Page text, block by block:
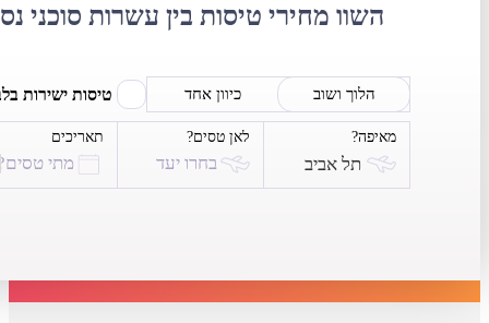
בחו"ל
השכרת
רכב
השוו מחירי טיסות בין עשרות סוכני
הלוך ושוב כיוון אחד טיסות ישירות
מאיפה?
תל אביב
לאן טסים?
בחרו יעד
תאריכים
מתי